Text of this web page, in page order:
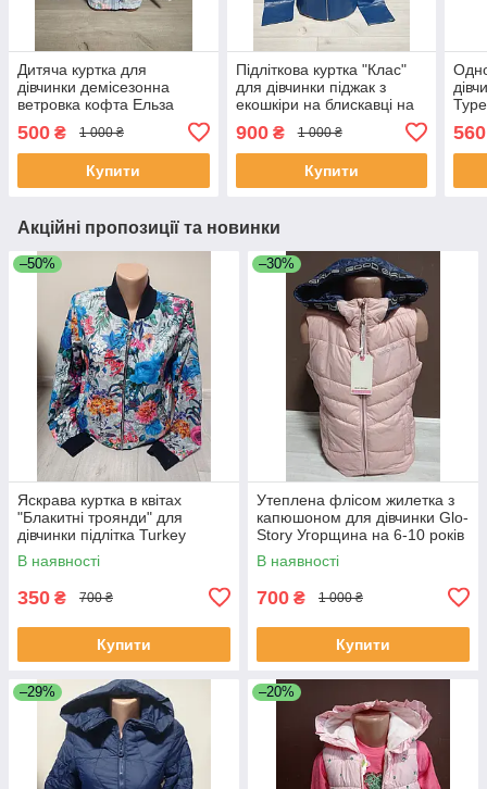
Дитяча куртка для
дівчинки демісезонна
ветровка кофта Ельза
500 ₴ 1 000 ₴
Купити
Підліткова куртка "Клас"
для дівчинки піджак з
екошкіри на блискавці на
зелена блакитна
900₴ 1 000 ₴
Купити
560
Акційні пропозиції та новинки
–50%
Яскрава куртка в квітах
"Блакитні троянди" для
дівчинки підлітка Turkey
Туреччина на 12-18 років
В наявності
350 ₴ 700 ₴
Купити
–30%
Утеплена флісом жилетка з
капюшоном для дівчинки Glo-
Story Угорщина на 6-10 років
пудра та червона
В наявності
700 ₴ 1 000 ₴
Купити
–29% –20%